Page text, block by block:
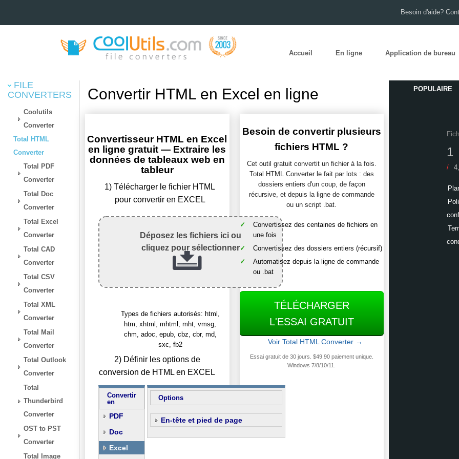
Besoin d'aide?
Accueil En ligne Application de bureau
FILE
CONVERTERS
Coolutils
Converter
Total HTML
Converter
Total PDF
Converter
Total Doc
Converter
Total Excel
Converter
Total CAD
Converter
Total CSV
Converter
Total XML
Converter
Total Mail
Converter
Total Outlook
Converter
Total
Thunderbird
Converter
OST to PST
Converter
Total Image
Convertir HTML en Excel en ligne
Convertisseur HTML en Excel
en ligne gratuit — Extraire les
données de tableaux web en
tableur
1) Télécharger le fichier HTML
pour convertir en EXCEL
Déposez les fichiers ici ou
cliquez pour sélectionner
Types de fichiers autorisés: html,
htm, xhtml, mhtml, mht, vmsg,
chm, adoc, epub, cbz, cbr, md,
sxc, fb2
2) Définir les options de
conversion de HTML en EXCEL
Convertir
en
PDF
Doc
Excel
Options
En-tête et pied de page
Besoin de convertir plusieurs
fichiers HTML ?
Cet outil gratuit convertit un fichier à la fois.
Total HTML Converter le fait par lots : des
dossiers entiers d'un coup, de façon
récursive, et depuis la ligne de commande
ou un script .bat.
Convertissez des centaines de fichiers en
une fois
Convertissez des dossiers entiers (récursif)
Automatisez depuis la ligne de commande
ou .bat
TÉLÉCHARGER
L'ESSAI GRATUIT
Voir Total HTML Converter →
Essai gratuit de 30 jours. $49.90 paiement unique.
Windows 7/8/10/11.
POPULAIRE
/